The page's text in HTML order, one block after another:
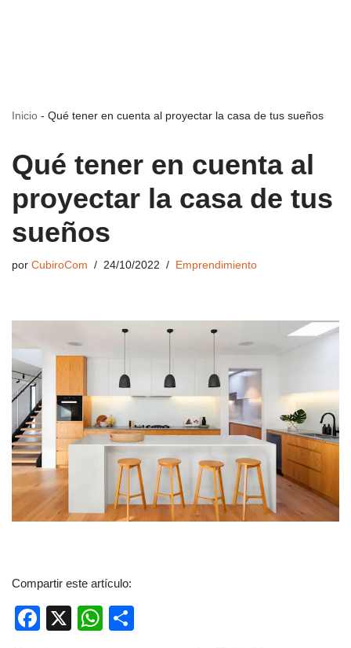
Inicio - Qué tener en cuenta al proyectar la casa de tus sueños
Qué tener en cuenta al
proyectar la casa de tus
sueños
por CubiroCom 24/10/2022 Emprendimiento
Compartir este artículo:
F
X
W